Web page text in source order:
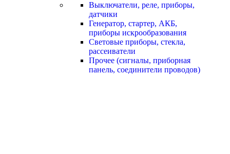
Выключатели, реле, приборы,
датчики
Генератор, стартер, АКБ,
приборы искрообразования
Световые приборы, стекла,
рассеиватели
Прочее (сигналы, приборная
панель, соединители проводов)